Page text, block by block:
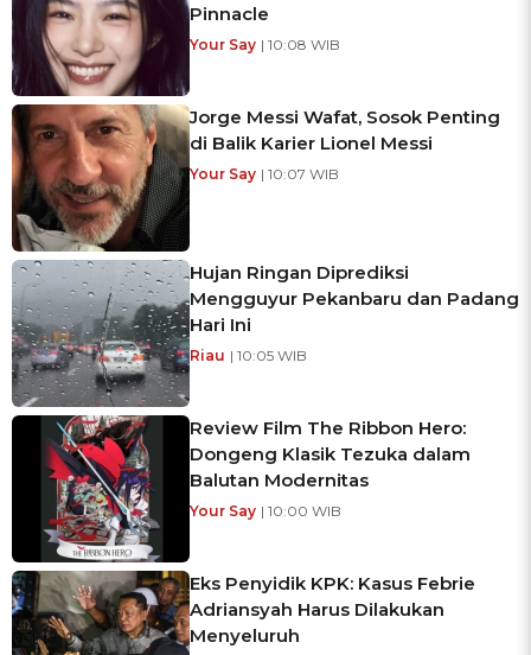
Pinnacle
Your Say | 10:08 WIB
Jorge Messi Wafat, Sosok Penting
di Balik Karier Lionel Messi
Your Say | 10:07 WIB
Hujan Ringan Diprediksi
Mengguyur Pekanbaru dan Padang
Hari Ini
Riau | 10:05 WIB
Review Film The Ribbon Hero:
Dongeng Klasik Tezuka dalam
Balutan Modernitas
Your Say | 10:00 WIB
Eks Penyidik KPK: Kasus Febrie
Adriansyah Harus Dilakukan
Menyeluruh